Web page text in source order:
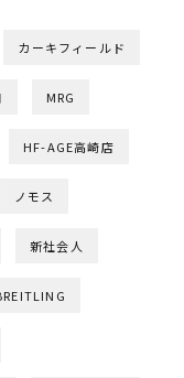
カーキフィールド
MRG
HF-AGE高崎店
ノモス
新社会人